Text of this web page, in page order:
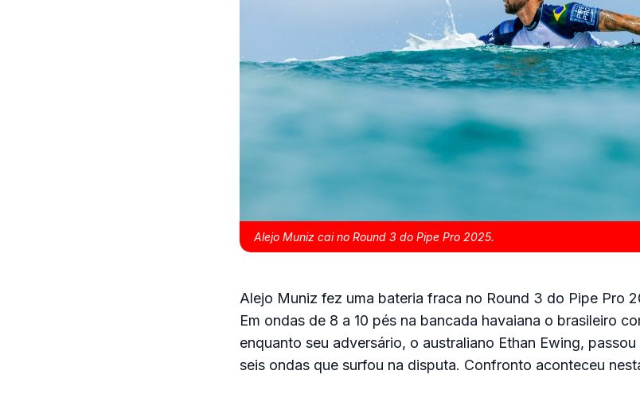
Alejo Muniz cai no Round 3 do Pipe Pro 2025.
Alejo Muniz fez uma bateria fraca no Round 3 do Pipe Pro
Em ondas de 8 a 10 pés na bancada havaiana o brasileiro
enquanto seu adversário, o australiano Ethan Ewing,
seis ondas que surfou na disputa. Confronto aconteceu